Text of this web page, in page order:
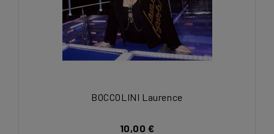
BOCCOLINI Laurence
10,00 €